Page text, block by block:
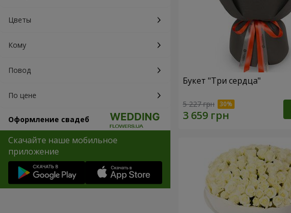
Цветы
Кому
Повод
По цене
Оформление свадеб
Скачайте наше мобильное
приложение
Букет "Три сердца"
5 227 грн